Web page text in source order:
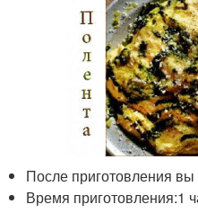
После приготовления
Время приготовления:1